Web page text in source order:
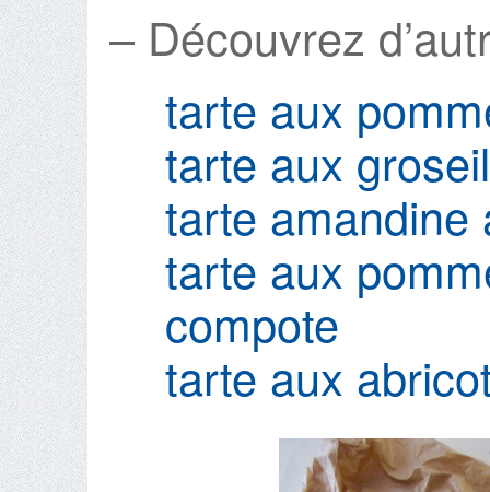
– Découvrez
tarte aux
tarte aux
tarte amandine
tarte aux
compote
tarte aux